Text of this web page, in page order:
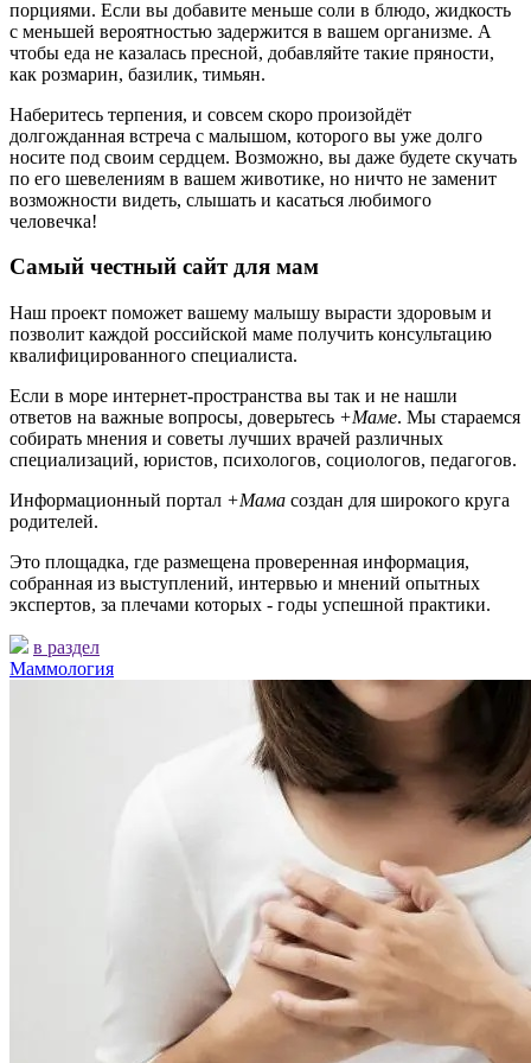
порциями. Если вы добавите меньше соли в блюдо, жидкость
с меньшей вероятностью задержится в вашем организме. А
чтобы еда не казалась пресной, добавляйте такие пряности,
как розмарин, базилик, тимьян.
Наберитесь терпения, и совсем скоро произойдёт
долгожданная встреча с малышом, которого вы уже долго
носите под своим сердцем. Возможно, вы даже будете скучать
по его шевелениям в вашем животике, но ничто не заменит
возможности видеть, слышать и касаться любимого
человечка!
Самый честный сайт для мам
Наш проект поможет вашему малышу вырасти здоровым и
позволит каждой российской маме получить консультацию
квалифицированного специалиста.
Если в море интернет-пространства вы так и не нашли
ответов на важные вопросы, доверьтесь +Маме. Мы стараемся
собирать мнения и советы лучших врачей различных
специализаций, юристов, психологов, социологов, педагогов.
Информационный портал +Мама создан для широкого круга
родителей.
Это площадка, где размещена проверенная информация,
собранная из выступлений, интервью и мнений опытных
экспертов, за плечами которых - годы успешной практики.
в раздел
Маммология